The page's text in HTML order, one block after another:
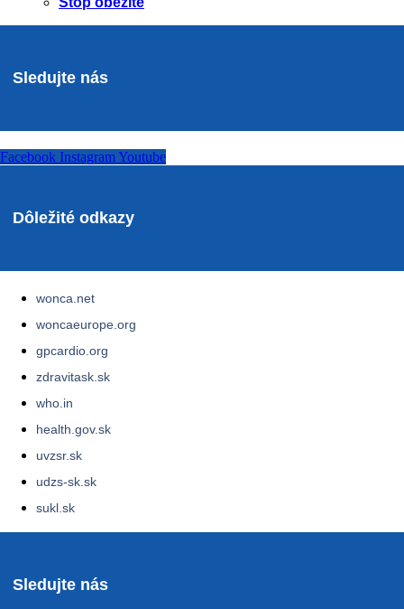
Sledujte nás
Facebook Instagram Youtube
Dôležité odkazy
wonca.net
woncaeurope.org
gpcardio.org
zdravitask.sk
who.in
health.gov.sk
uvzsr.sk
udzs-sk.sk
sukl.sk
Sledujte nás